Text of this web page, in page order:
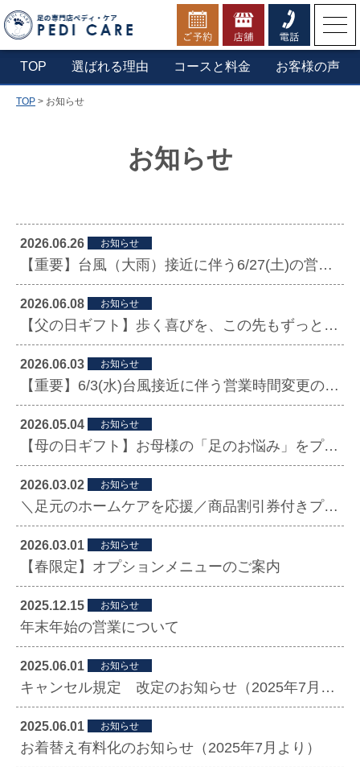
TOP 選ばれる理由 コースと料金 お客様の声
お電話でのご予約・お問合せ
▼横浜本店へ電話する
0800-1234-210
TOP > お知らせ
お知らせ
2026.06.26 お知らせ
【重要】台風（大雨）接近に伴う6/27(土)の営業について
2026.06.08 お知らせ
【父の日ギフト】歩く喜びを、この先もずっと！「ありがとう」の気持ちを届ける足の健康ギフト
2026.06.03 お知らせ
【重要】6/3(水)台風接近に伴う営業時間変更のお知らせ
2026.05.04 お知らせ
【母の日ギフト】お母様の「足のお悩み」をプロのケアで整える健康の贈り物
2026.03.02 お知らせ
＼足元のホームケアを応援／商品割引券付きプリペイドのご案内
2026.03.01 お知らせ
【春限定】オプションメニューのご案内
2025.12.15 お知らせ
年末年始の営業について
2025.06.01 お知らせ
キャンセル規定 改定のお知らせ（2025年7月より）
2025.06.01 お知らせ
お着替え有料化のお知らせ（2025年7月より）